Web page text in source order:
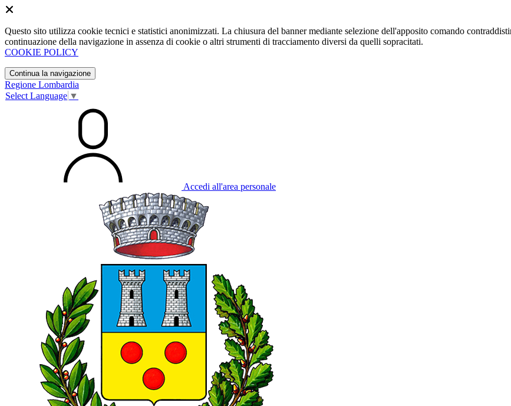
Questo sito utilizza cookie tecnici e statistici anonimizzati. La chiusura del banner mediante selezione dell'apposito comando
continuazione della navigazione in assenza di cookie o altri strumenti di tracciamento diversi da quelli sopracitati.
COOKIE POLICY
Continua la navigazione
Regione Lombardia
Select Language ▼
Accedi all'area personale